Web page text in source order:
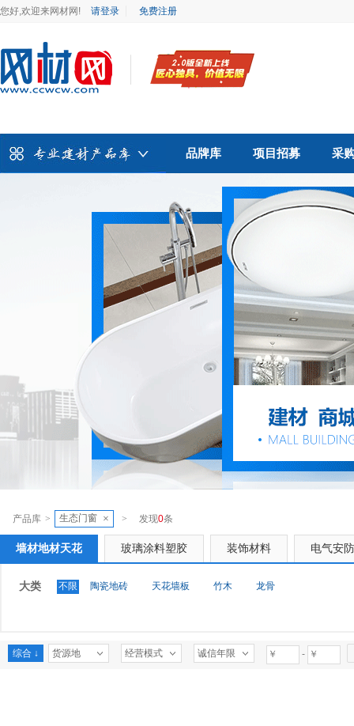
您好,欢迎来网材网! 请登录 免费注册
品牌库 项目招募 采
产品库 > 生态门窗 × > 发现0条
墙材地材天花 玻璃涂料塑胶 装饰材料 电气安
大类 不限 陶瓷地砖 天花墙板 竹木 龙骨
综合 ↓ 货源地 经营模式 诚信年限 -